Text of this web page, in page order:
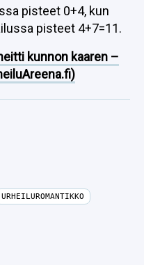
pisteet 0+4, kun
pisteet 4+7=11.
kunnon kaaren –
URHEILUROMANTIKKO